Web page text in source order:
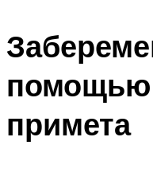
помощью
примета